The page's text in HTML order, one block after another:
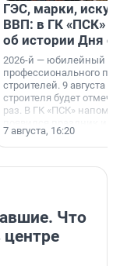
ГЭС, марки,
ВВП: в ГК «ПСК»
об истории Дня
2026-й — юбилейный
профессионального
строителей. 9 августа
строителя будет
раз. В ГК «ПСК»
поменялась роль
7 августа, 16:20
Что
центре